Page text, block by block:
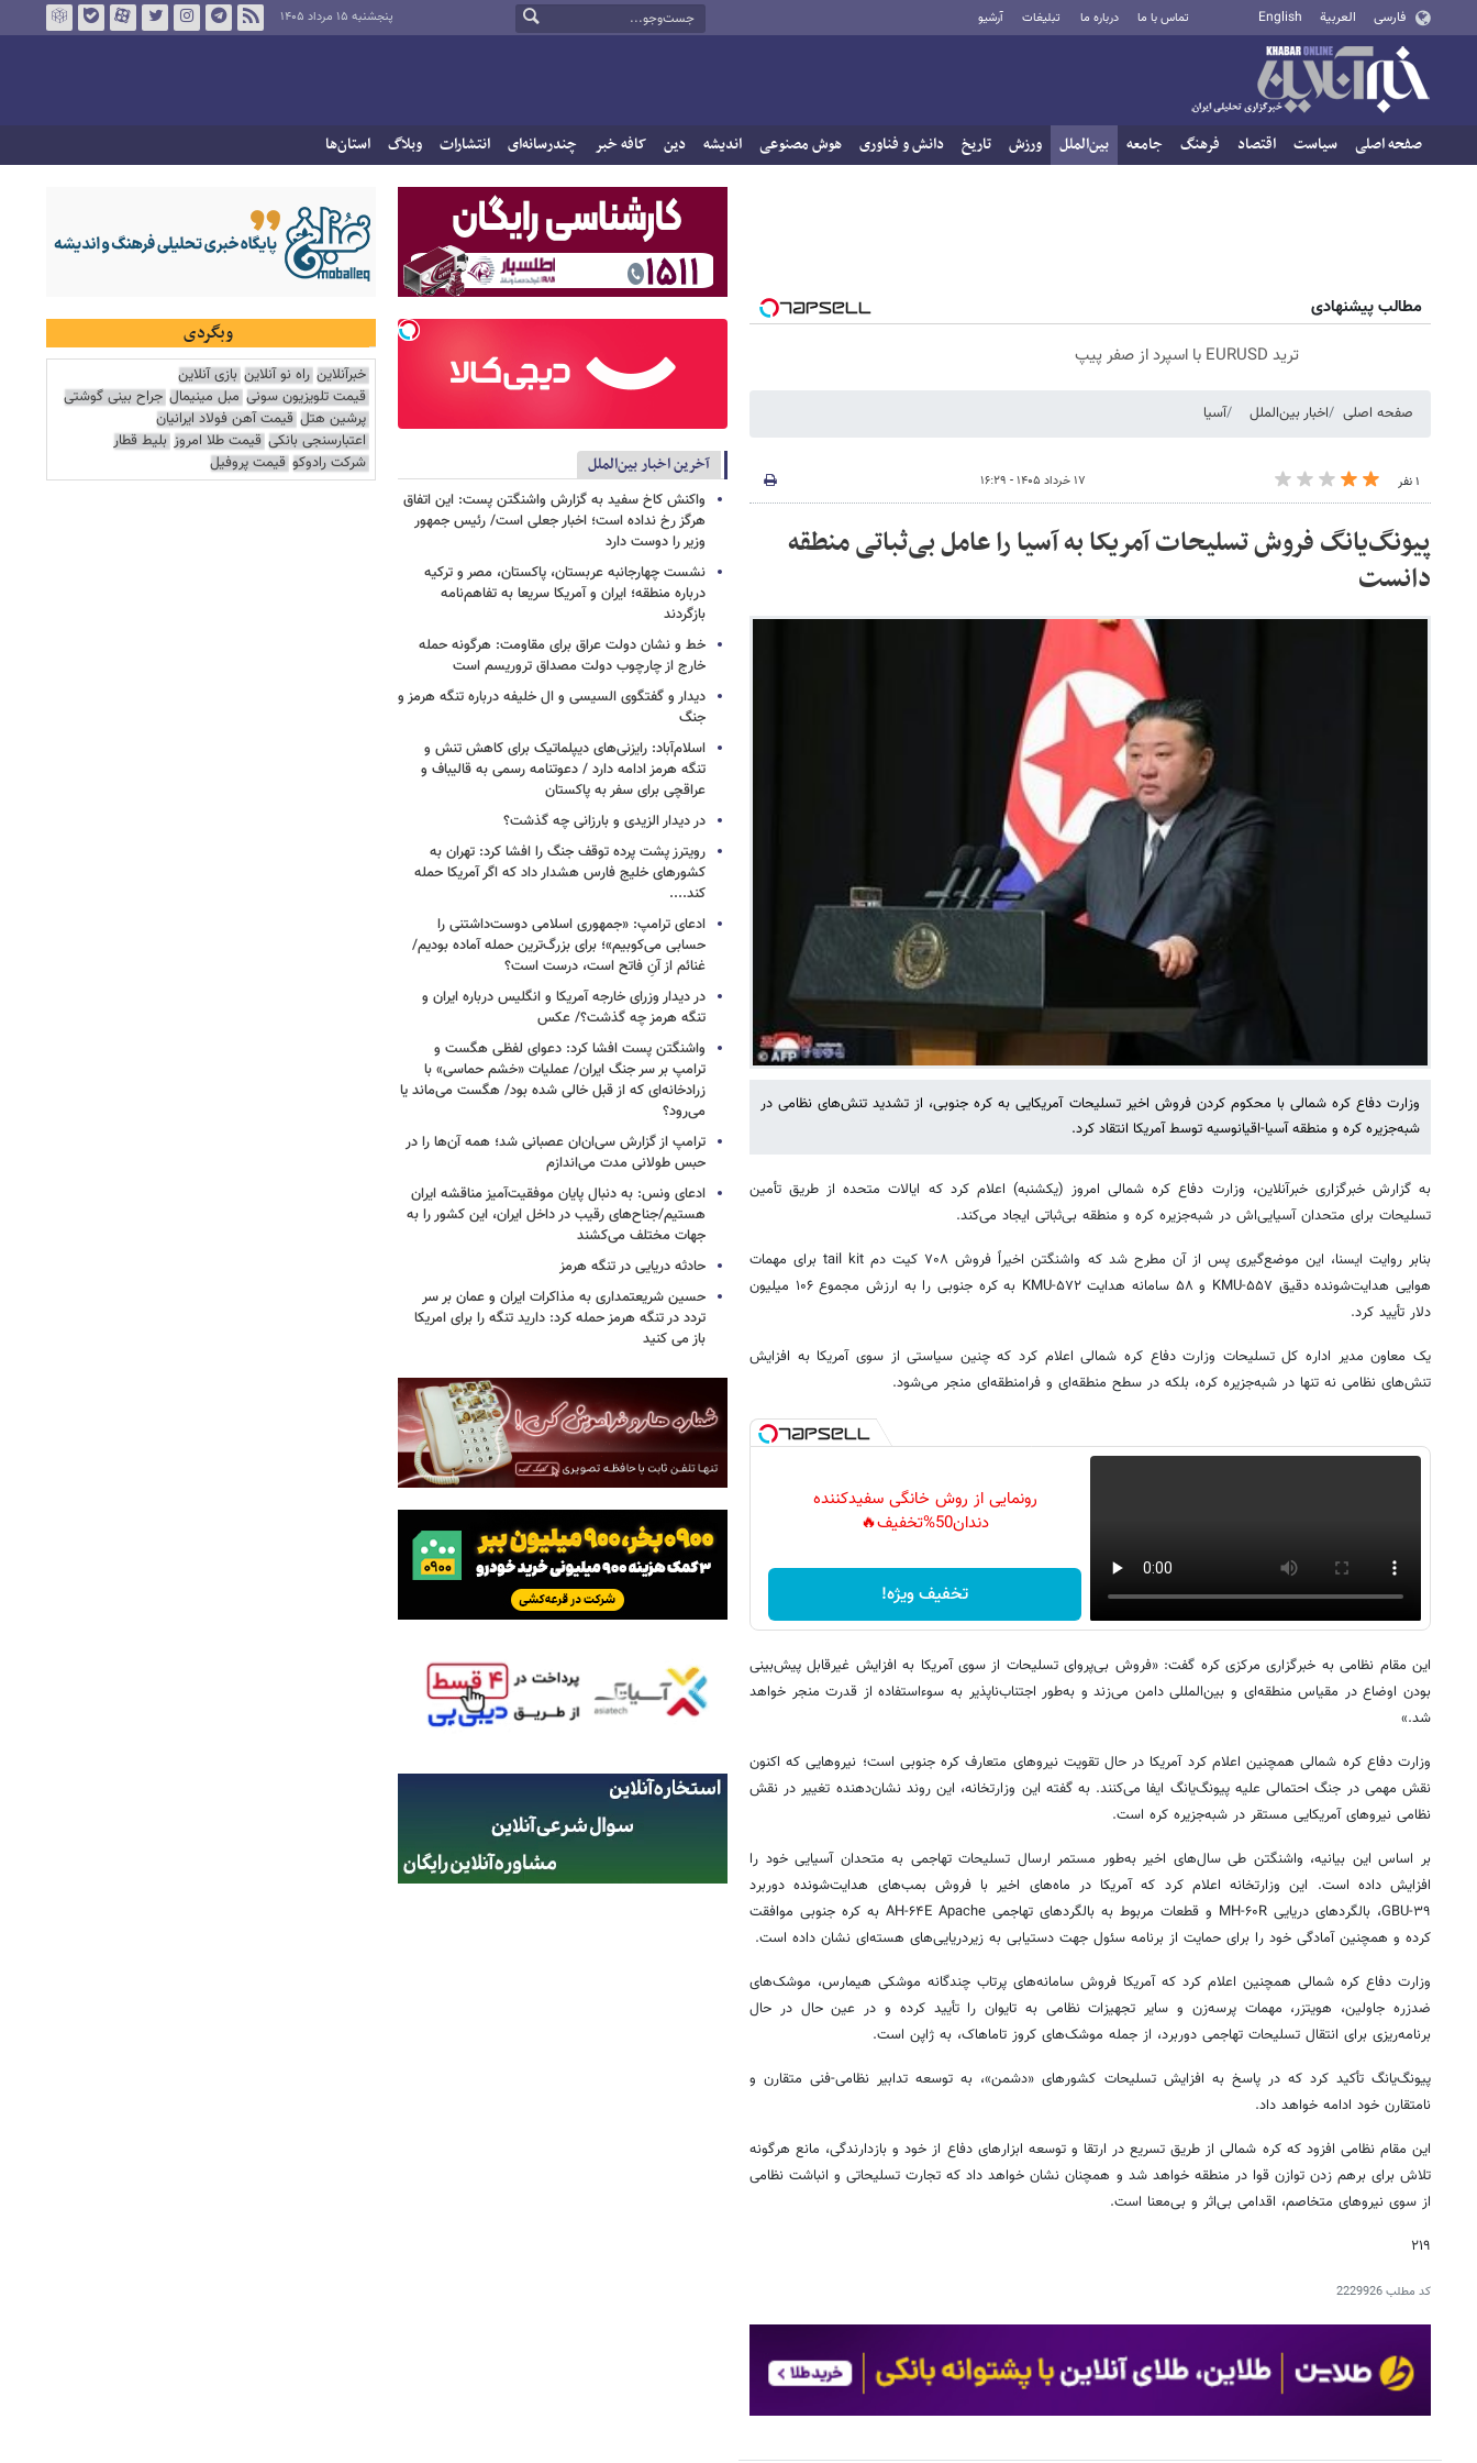
فارسی العربية English تماس با ما درباره ما تبلیغات آرشیو پنجشنبه ۱۵ مرداد ۱۴۰۵
صفحه اصلی سیاست اقتصاد فرهنگ جامعه بین‌الملل ورزش تاریخ دانش و فناوری هوش مصنوعی اندیشه دین کافه خبر چندرسانه‌ای انتشارات وبلاگ استان‌ها
مطالب پیشنهادی
ترید EURUSD با اسپرد از صفر پیپ
صفحه اصلی اخبار بین‌الملل آسیا
۱ نفر ۱۷ خرداد ۱۴۰۵ - ۱۶:۲۹
پیونگ‌یانگ فروش تسلیحات آمریکا به آسیا را عامل بی‌ثباتی منطقه
دانست
وزارت دفاع کره شمالی با محکوم کردن فروش اخیر تسلیحات آمریکایی به کره جنوبی، از تشدید تنش‌های نظامی در
شبه‌جزیره کره و منطقه آسیا-اقیانوسیه توسط آمریکا انتقاد کرد.
به گزارش خبرگزاری خبرآنلاین، وزارت دفاع کره شمالی امروز (یکشنبه) اعلام کرد که ایالات متحده از طریق تأمین
تسلیحات برای متحدان آسیایی‌اش در شبه‌جزیره کره و منطقه بی‌ثباتی ایجاد می‌کند.
بنابر روایت ایسنا، این موضع‌گیری پس از آن مطرح شد که واشنگتن اخیراً فروش ۷۰۸ کیت دم tail kit برای مهمات
هوایی هدایت‌شونده دقیق KMU-۵۵۷ و ۵۸ سامانه هدایت KMU-۵۷۲ به کره جنوبی را به ارزش مجموع ۱۰۶ میلیون
دلار تأیید کرد.
یک معاون مدیر اداره کل تسلیحات وزارت دفاع کره شمالی اعلام کرد که چنین سیاستی از سوی آمریکا به افزایش
تنش‌های نظامی نه تنها در شبه‌جزیره کره، بلکه در سطح منطقه‌ای و فرامنطقه‌ای منجر می‌شود.
رونمایی از روش خانگی سفیدکننده
دندان50%تخفیف🔥
تخفیف ویژه!
این مقام نظامی به خبرگزاری مرکزی کره گفت: «فروش بی‌پروای تسلیحات از سوی آمریکا به افزایش غیرقابل پیش‌بینی
بودن اوضاع در مقیاس منطقه‌ای و بین‌المللی دامن می‌زند و به‌طور اجتناب‌ناپذیر به سوءاستفاده از قدرت منجر خواهد
شد.»
وزارت دفاع کره شمالی همچنین اعلام کرد آمریکا در حال تقویت نیروهای متعارف کره جنوبی است؛ نیروهایی که اکنون
نقش مهمی در جنگ احتمالی علیه پیونگ‌یانگ ایفا می‌کنند. به گفته این وزارتخانه، این روند نشان‌دهنده تغییر در نقش
نظامی نیروهای آمریکایی مستقر در شبه‌جزیره کره است.
بر اساس این بیانیه، واشنگتن طی سال‌های اخیر به‌طور مستمر ارسال تسلیحات تهاجمی به متحدان آسیایی خود را
افزایش داده است. این وزارتخانه اعلام کرد که آمریکا در ماه‌های اخیر با فروش بمب‌های هدایت‌شونده دوربرد
GBU-۳۹، بالگردهای دریایی MH-۶۰R و قطعات مربوط به بالگردهای تهاجمی AH-۶۴E Apache به کره جنوبی موافقت
کرده و همچنین آمادگی خود را برای حمایت از برنامه سئول جهت دستیابی به زیردریایی‌های هسته‌ای نشان داده است.
وزارت دفاع کره شمالی همچنین اعلام کرد که آمریکا فروش سامانه‌های پرتاب چندگانه موشکی هیمارس، موشک‌های
ضدزره جاولین، هویتزر، مهمات پرسه‌زن و سایر تجهیزات نظامی به تایوان را تأیید کرده و در عین حال در حال
برنامه‌ریزی برای انتقال تسلیحات تهاجمی دوربرد، از جمله موشک‌های کروز تاماهاک، به ژاپن است.
پیونگ‌یانگ تأکید کرد که در پاسخ به افزایش تسلیحات کشورهای «دشمن»، به توسعه تدابیر نظامی-فنی متقارن و
نامتقارن خود ادامه خواهد داد.
این مقام نظامی افزود که کره شمالی از طریق تسریع در ارتقا و توسعه ابزارهای دفاع از خود و بازدارندگی، مانع هرگونه
تلاش برای برهم زدن توازن قوا در منطقه خواهد شد و همچنان نشان خواهد داد که تجارت تسلیحاتی و انباشت نظامی
از سوی نیروهای متخاصم، اقدامی بی‌اثر و بی‌معنا است.
۲۱۹
کد مطلب2229926
آخرین اخبار بین‌الملل
واکنش کاخ سفید به گزارش واشنگتن پست: این اتفاق
هرگز رخ نداده است؛ اخبار جعلی است/ رئیس جمهور
وزیر را دوست دارد
نشست چهارجانبه عربستان، پاکستان، مصر و ترکیه
درباره منطقه؛ ایران و آمریکا سریعا به تفاهم‌نامه
بازگردند
خط و نشان دولت عراق برای مقاومت: هرگونه حمله
خارج از چارچوب دولت مصداق تروریسم است
دیدار و گفتگوی السیسی و ال خلیفه درباره تنگه هرمز و
جنگ
اسلام‌آباد: رایزنی‌های دیپلماتیک برای کاهش تنش و
تنگه هرمز ادامه دارد / دعوتنامه رسمی به قالیباف و
عراقچی برای سفر به پاکستان
در دیدار الزیدی و بارزانی چه گذشت؟
رویترز پشت پرده توقف جنگ را افشا کرد: تهران به
کشورهای خلیج فارس هشدار داد که اگر آمریکا حمله
کند....
ادعای ترامپ: «جمهوری اسلامی دوست‌داشتنی را
حسابی می‌کوبیم»؛ برای بزرگ‌ترین حمله آماده بودیم/
غنائم از آنِ فاتح است، درست است؟
در دیدار وزرای خارجه آمریکا و انگلیس درباره ایران و
تنگه هرمز چه گذشت؟/ عکس
واشنگتن پست افشا کرد: دعوای لفظی هگست و
ترامپ بر سر جنگ ایران/ عملیات «خشم حماسی» با
زرادخانه‌ای که از قبل خالی شده بود/ هگست می‌ماند یا
می‌رود؟
ترامپ از گزارش سی‌ان‌ان عصبانی شد؛ همه آن‌ها را در
حبس طولانی مدت می‌اندازم
ادعای ونس: به دنبال پایان موفقیت‌آمیز مناقشه ایران
هستیم/جناح‌های رقیب در داخل ایران، این کشور را به
جهات مختلف می‌کشند
حادثه دریایی در تنگه هرمز
حسین شریعتمداری به مذاکرات ایران و عمان بر سر
تردد در تنگه هرمز حمله کرد: دارید تنگه را برای امریکا
باز می کنید
وبگردی
خبرآنلاین راه نو آنلاین بازی آنلاین
قیمت تلویزیون سونی مبل مینیمال جراح بینی گوشتی
پرشین هتل قیمت آهن فولاد ایرانیان
اعتبارسنجی بانکی قیمت طلا امروز بلیط قطار
شرکت رادوکو قیمت پروفیل